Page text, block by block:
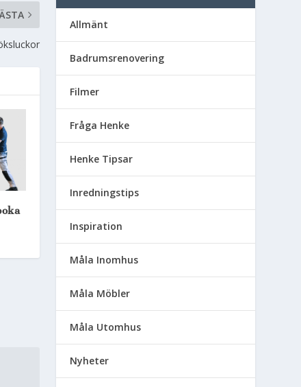
Allmänt
Badrumsrenovering
Filmer
Fråga Henke
Henke Tipsar
Inredningstips
Inspiration
Måla Inomhus
Måla Möbler
Måla Utomhus
Nyheter